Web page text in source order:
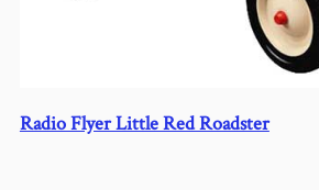
Radio Flyer Little Red Roadster